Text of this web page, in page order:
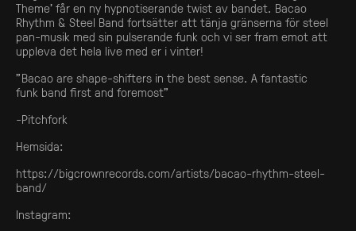
Theme’ får en ny hypnotiserande twist av bandet. Bacao
Rhythm & Steel Band fortsätter att tänja gränserna för steel
pan-musik med sin pulserande funk och vi ser fram emot att
uppleva det hela live med er i vinter!
”Bacao are shape-shifters in the best sense. A fantastic
funk band first and foremost”
-Pitchfork
Hemsida:
https://bigcrownrecords.com/artists/bacao-rhythm-steel-
band/
Instagram: